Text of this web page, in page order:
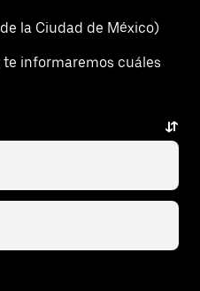
la Ciudad de México)
informaremos cuáles
ir o salir